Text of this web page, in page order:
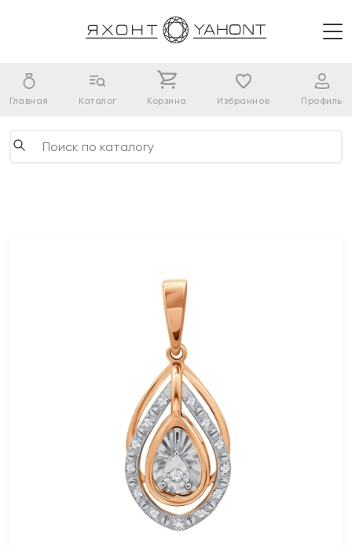
Главная Каталог Корзина Избранное Профиль